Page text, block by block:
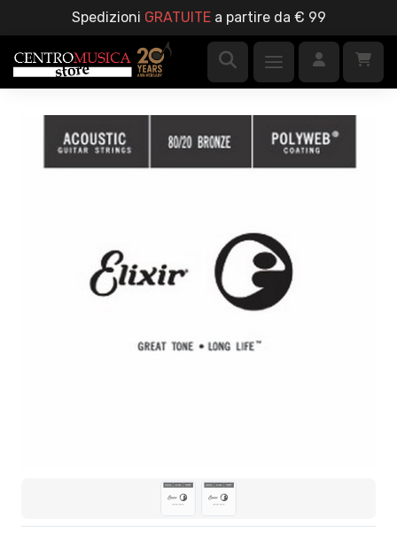
Spedizioni GRATUITEa partire da € 99